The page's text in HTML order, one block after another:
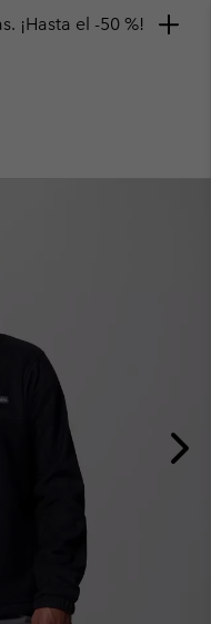
¡Hasta el -50 %!